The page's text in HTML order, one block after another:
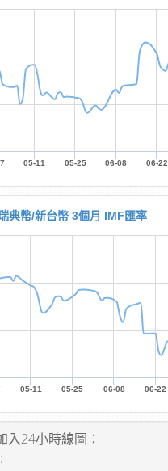
05-11 05-25 06-08 06-22
典幣/新台幣 3個月 IMF匯率
05-11 05-25 06-08 06-22
入24小時線圖：